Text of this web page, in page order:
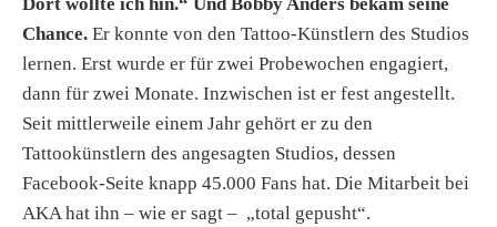
Chance. Er konnte von den Tattoo-Künstlern des Studios
lernen. Erst wurde er für zwei Probewochen engagiert,
dann für zwei Monate. Inzwischen ist er fest angestellt.
Seit mittlerweile einem Jahr gehört er zu den
Tattookünstlern des angesagten Studios, dessen
Facebook-Seite knapp 45.000 Fans hat. Die Mitarbeit bei
AKA hat ihn – wie er sagt – „total gepusht“.